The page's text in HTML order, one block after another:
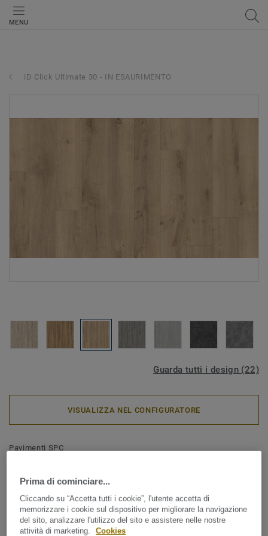
MENU
iD Click Ultimate 30 - IN ESAURIMENTO
Guarda tutti i design (22)
VISUALIZZA NEL CONFIGURATORE
Pavimenti SPC
ESAURIMENTO - Rovere
Rustic BEIGE
Prima di cominciare...
Cliccando su “Accetta tutti i cookie”, l'utente accetta di
memorizzare i cookie sul dispositivo per migliorare la navigazione
del sito, analizzare l'utilizzo del sito e assistere nelle nostre
attività di marketing.
Cookies